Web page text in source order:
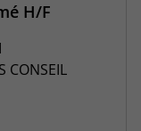
H/F
CONSEIL